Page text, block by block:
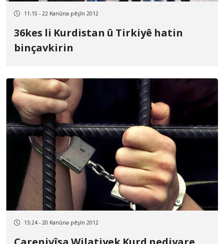
11:15 - 22 Kanûna pêşîn 2012
36kes li Kurdistan û Tirkiyê hatin
binçavkirin
13:24 - 20 Kanûna pêşîn 2012